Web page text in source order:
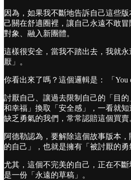
因為，如果我不斷地告訴自己這些
己關在舒適圈裡，讓自己永遠不敢
對象、融入新團體。
這樣很安全，當我不踏出去，我就
厭」。
你看出來了嗎？這個邏輯是： 「You
討厭自己、讓過去限制自己的「目
和幸福」換取「安全感」，一看就
缺乏勇氣的我們，常常認賠這個買賣
阿德勒認為，要解除這個故事版本
的自己」，也就是擁有「被討厭的勇
尤其，這個不完美的自己，正在不
是一份「永遠的草稿」。